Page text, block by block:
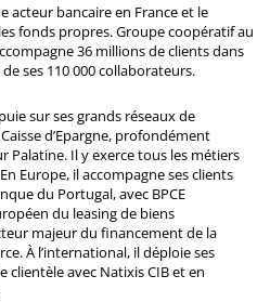
acteur bancaire en France et le
fonds propres. Groupe coopératif au
36 millions de clients dans
ses 110 000 collaborateurs.
sur ses grands réseaux de
d’Epargne, profondément
Palatine. Il y exerce tous les métiers
Europe, il accompagne ses clients
du Portugal, avec BPCE
du leasing de biens
majeur du financement de la
À l’international, il déploie ses
clientèle avec Natixis CIB et en